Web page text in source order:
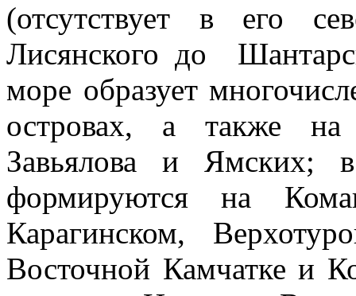
(отсутствует в его
Лисянского до
море образует
островах, а также
Завьялова и Ямских;
формируются на
Карагинском,
Восточной Камчатке и